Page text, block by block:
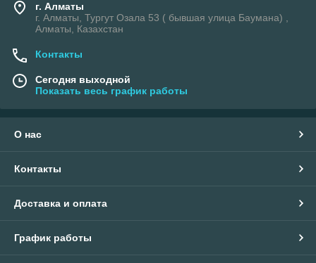
г. Алматы
г. Алматы, Тургут Озала 53 ( бывшая улица Баумана) ,
Алматы, Казахстан
Контакты
Сегодня выходной
Показать весь график работы
О нас
Контакты
Доставка и оплата
График работы